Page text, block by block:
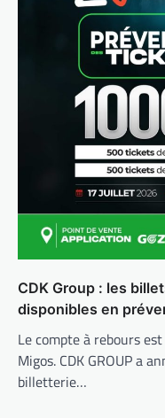
CDK Group : les
disponibles en
Le compte à rebours
Migos. CDK GROUP a
billetterie…